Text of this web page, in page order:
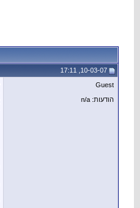
Guest
הודעות: n/a